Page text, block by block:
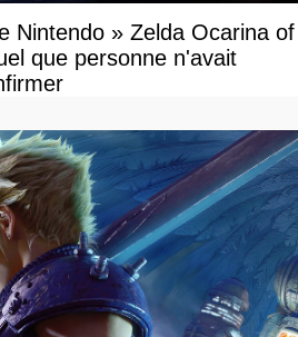
Nintendo » Zelda Ocarina of
que personne n'avait